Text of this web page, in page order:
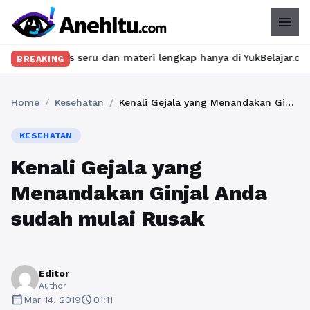
menu
BREAKING
seru dan materi lengkap hanya di YukBelajar.com. Mulai
Home / Kesehatan / Kenali Gejala yang Menandakan Ginjal Anda sudah mulai Rusak
KESEHATAN
Kenali Gejala yang
Menandakan Ginjal Anda
sudah mulai Rusak
Editor
Author
calendar_todayMar 14, 2019schedule01:11